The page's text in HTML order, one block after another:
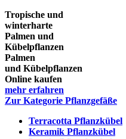
Tropische und
winterharte
Palmen und
Kübelpflanzen
Palmen
und Kübelpflanzen
Online kaufen
mehr erfahren
Zur Kategorie Pflanzgefäße
Terracotta Pflanzkübel
Keramik Pflanzkübel